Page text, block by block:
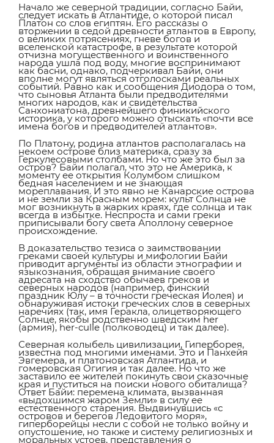
Начало же северной традиции, согласно Байи,
следует искать в Атлантиде, о которой писал
Платон со слов египтян. Его рассказы о
вторжении в седой древности атлантов в Европу,
о великих потрясениях, гневе богов и
вселенской катастрофе, в результате которой
отчизна могущественного и воинственного
народа ушла под воду, многие воспринимают
как басни, однако, подчеркивал Байи, они
вполне могут являться отголосками реальных
событий. Равно как и сообщения Диодора о том,
что сыновья Атланта были предводителями
многих народов, как и свидетельства
Санхониатона, древнейшего финикийского
историка, у которого можно отыскать «почти все
имена богов и предводителей атлантов».
По Платону, родина атлантов располагалась на
некоем острове близ материка, сразу за
Геркулесовыми столбами. Но что же это был за
остров? Байи полагал, что это не Америка, к
моменту ее открытия Колумбом слишком
бедная населением и не знающая
мореплавания. И это явно не Канарские острова
и не земли за Красным морем: культ Солнца не
мог возникнуть в жарких краях, где солнца и так
всегда в избытке. Неспроста и сами греки
приписывали богу света Аполлону северное
происхождение.
В доказательство тезиса о заимствовании
греками своей культуры и мифологии Байи
приводит аргументы из области этнографии и
языкознания, обращая внимание своего
адресата на сходство обычаев греков и
северных народов (например, финский
праздник Юлу – в точности греческая Иолея) и
обнаруживая истоки греческих слов в северных
наречиях (так, имя Геракла, олицетворяющего
Солнце, якобы родственно шведским her
(армия), her-culle (полководец) и так далее).
Северная колыбель цивилизации, Гиперборея,
известна под многими именами. Это и Панхейя
Эвгемера, и платоновская Атлантида, и
гомеровская Огигия и так далее. Но что же
заставило ее жителей покинуть свои сказочные
края и пуститься на поиски нового обиталища?
Ответ Байи: перемена климата, вызванная
«выдохшимся жаром Земли» в силу ее
естественного старения. Выдвинувшись «с
островов и берегов Ледовитого моря»,
гиперборейцы несли с собой не только войну и
опустошение, но также и систему религиозных и
моральных устоев, представления о